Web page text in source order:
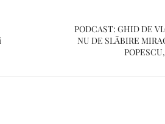
PODCAST: GHID DE
NU DE SLĂBIRE